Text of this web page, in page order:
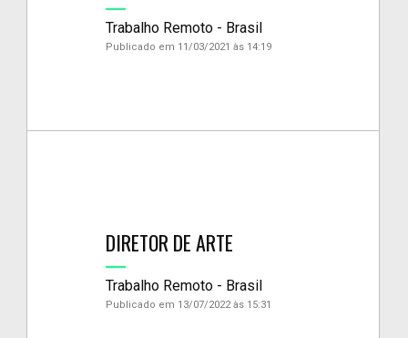
Trabalho Remoto - Brasil
Publicado em 11/03/2021 às 14:19
DIRETOR DE ARTE
Trabalho Remoto - Brasil
Publicado em 13/07/2022 às 15:31